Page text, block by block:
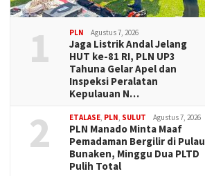
1 PLN Agustus 7, 2026
Jaga Listrik Andal Jelang
HUT ke-81 RI, PLN UP3
Tahuna Gelar Apel dan
Inspeksi Peralatan
Kepulauan N…
2 ETALASE PLN SULUT Agustus 7, 2026
PLN Manado Minta Maaf
Pemadaman Bergilir di Pulau
Bunaken, Minggu Dua PLTD
Pulih Total